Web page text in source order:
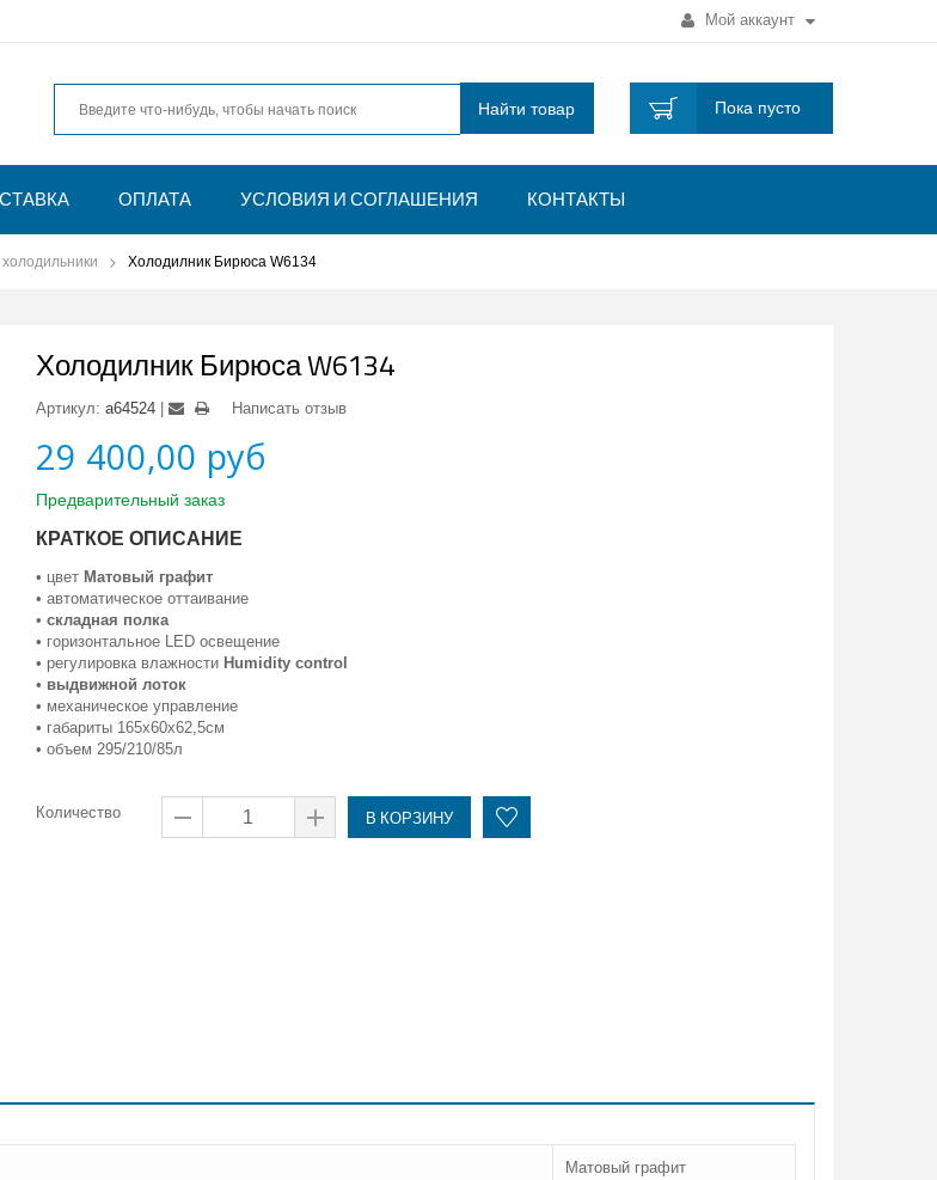
Мой аккаунт
Найти товар Пока пусто
ОПЛАТА УСЛОВИЯ И СОГЛАШЕНИЯ КОНТАКТЫ
Холодилник Бирюса W6134
Холодилник Бирюса W6134
Артикул: a64524 Написать отзыв
29 400,00 руб
Предварительный заказ
КРАТКОЕ ОПИСАНИЕ
• цвет Матовый графит
• автоматическое оттаивание
• складная полка
• горизонтальное LED освещение
• регулировка влажности Humidity control
• выдвижной лоток
• механическое управление
• габариты 165х60х62,5см
• объем 295/210/85л
Количество В КОРЗИНУ
Матовый графит